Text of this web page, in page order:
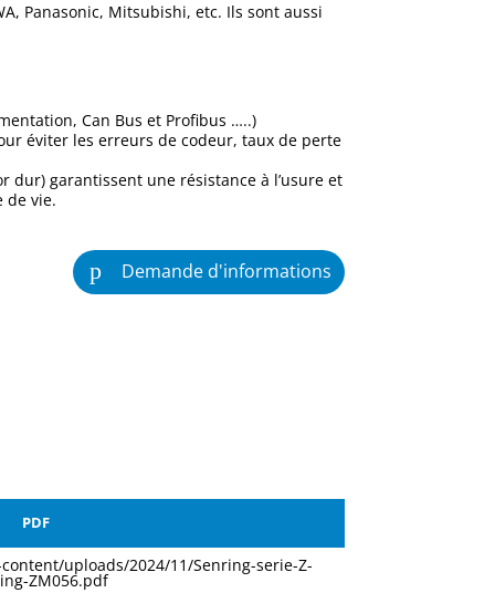
Panasonic, Mitsubishi, etc. Ils sont aussi
Can Bus et Profibus …..)
éviter les erreurs de codeur, taux de perte
dur) garantissent une résistance à l’usure et
de vie.
Demande d'informations
PDF
uploads/2024/11/Senring-serie-Z-
ZM056.pdf